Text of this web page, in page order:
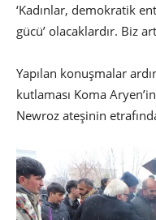
‘Kadınlar, demokratik
gücü’ olacaklardır. Biz
Yapılan konuşmalar
kutlaması Koma
Newroz ateşinin